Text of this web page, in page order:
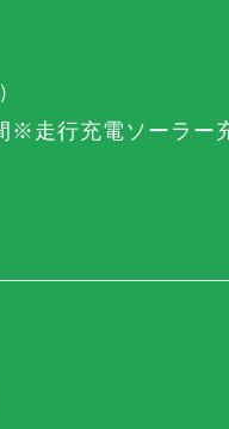
※走行充電ソーラー